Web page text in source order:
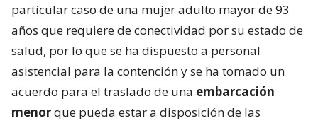
particular caso de una mujer adulto mayor de 93
años que requiere de conectividad por su estado de
salud, por lo que se ha dispuesto a personal
asistencial para la contención y se ha tomado un
acuerdo para el traslado de una embarcación
menorque pueda estar a disposición de las